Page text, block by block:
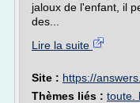
jaloux de l'enfant, il
des...
Lire la suite
Site : https://
Thèmes liés : toute.